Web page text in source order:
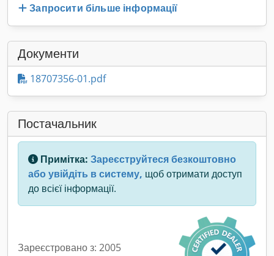
Запросити більше інформації
Документи
18707356-01.pdf
Постачальник
Примітка: Зареєструйтеся безкоштовно
або увійдіть в систему, щоб отримати доступ
до всієї інформації.
Зареєстровано з: 2005